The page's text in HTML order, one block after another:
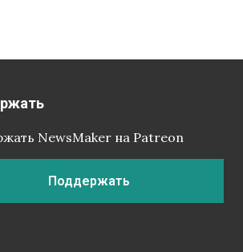
NewsMaker на Patreon
Поддержать